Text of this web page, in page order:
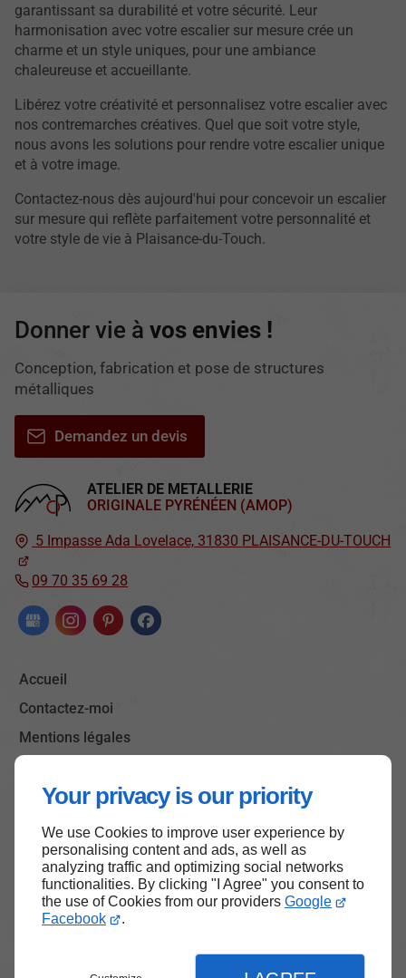
Your privacy is our priority
We use Cookies to improve user experience by
personalising content and ads, as well as
analyzing traffic and optimizing social networks
functionalities. By clicking "I Agree" you consent to
the use of Cookies from our providers Google
Facebook
.
garantissant sa durabilité et votre sécurité. Leur
harmonisation avec votre escalier sur mesure crée un
charme et un style uniques, pour une ambiance
chaleureuse et accueillante.
Libérez votre créativité et personnalisez votre escalier avec
nos contremarches créatives. Quel que soit votre style,
nous avons les solutions pour rendre votre escalier unique
et à votre image.
Contactez-nous dès aujourd'hui pour concevoir un escalier
sur mesure qui reflète parfaitement votre personnalité et
votre style de vie à Plaisance-du-Touch.
ATELIER DE METALLERIE
ORIGINALE PYRÉNÉEN (AMOP)
5 Impasse Ada Lovelace, 31830 PLAISANCE-DU-TOUCH
09 70 35 69 28
Accueil
Contactez-moi
Mentions légales
Donner vie à vos envies !
Conception, fabrication et pose de structures
métalliques
Demandez un devis
Haut de page